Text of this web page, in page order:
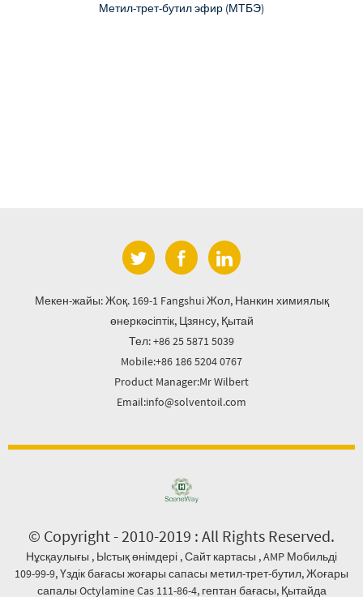
Метил-трет-бутил эфир (МТБЭ)
Мекен-жайы: Жоқ. 169-1 Fangshui Жол, Нанкин химиялық
өнеркәсіптік, Цзянсу, Қытай
Тел: +86 25 5871 5039
Mobile:+86 186 5204 0767
Product Manager:Mr Wilbert
Email:info@solventoil.com
© Copyright - 2010-2019 : All Rights Reserved.
Нұсқаулығы , Ыстық өнімдері ,Сайт картасы ,AMP Мобильді
109-99-9,Үздік бағасы жоғары сапасы метил-трет-бутил,Жоғары
сапалы Octylamine Cas 111-86-4, гептан бағасы, Қытайда